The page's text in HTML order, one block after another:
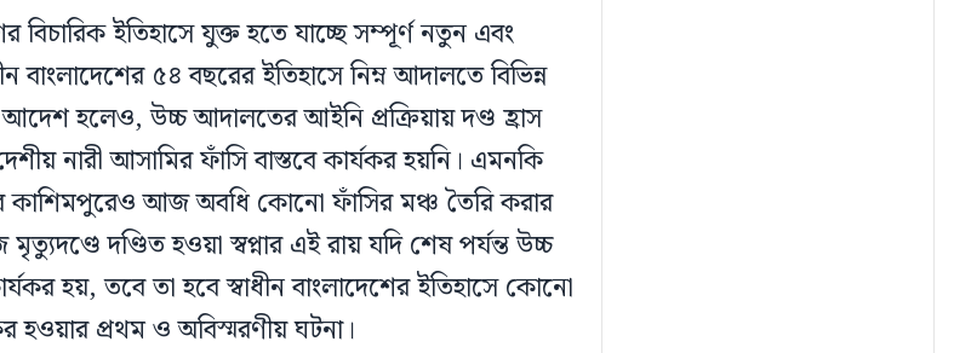
বিচারিক ইতিহাসে যুক্ত হতে যাচ্ছে সম্পূর্ণ নতুন এবং
বাংলাদেশের ৫৪ বছরের ইতিহাসে নিম্ন আদালতে বিভিন্ন
হলেও, উচ্চ আদালতের আইনি প্রক্রিয়ায় দণ্ড হ্রাস
নারী আসামির ফাঁসি বাস্তবে কার্যকর হয়নি। এমনকি
কাশিমপুরেও আজ অবধি কোনো ফাঁসির মঞ্চ তৈরি করার
দণ্ডিত হওয়া স্বপ্নার এই রায় যদি শেষ পর্যন্ত উচ্চ
হয়, তবে তা হবে স্বাধীন বাংলাদেশের ইতিহাসে কোনো
হওয়ার প্রথম ও অবিস্মরণীয় ঘটনা।